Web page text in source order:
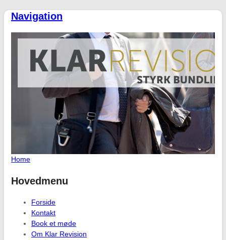
Navigation
Home
Hovedmenu
Forside
Kontakt
Book et møde
Om Klar Revision